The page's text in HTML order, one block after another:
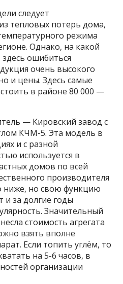
следует
тепловых потерь дома,
режима
Однако, на какой
ошибиться
очень высокого
и цены. Здесь самые
в районе 80 000 —
— Кировский завод с
КЧМ-5. Эта модель в
и с разной
используется в
домов по всей
производителя
ниже, но свою функцию
и за долгие годы
Значительный
стоимость агрегата
взять вполне
Если топить углём, то
на 5-6 часов, в
организации